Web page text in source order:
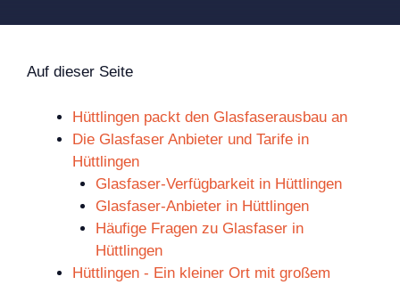
Auf dieser Seite
Hüttlingen packt den Glasfaserausbau an
Die Glasfaser Anbieter und Tarife in
Hüttlingen
Glasfaser-Verfügbarkeit in Hüttlingen
Glasfaser-Anbieter in Hüttlingen
Häufige Fragen zu Glasfaser in
Hüttlingen
Hüttlingen - Ein kleiner Ort mit großem